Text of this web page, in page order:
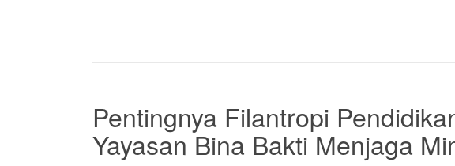
Pentingnya Filantropi
Yayasan Bina Bakti Menjaga